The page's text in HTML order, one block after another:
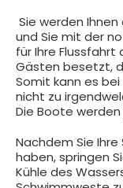
Sie werden
und Sie mit der
für Ihre
Gästen besetzt,
Somit kann es
nicht zu
Die Boote
Nachdem Sie
haben, springen
Kühle des